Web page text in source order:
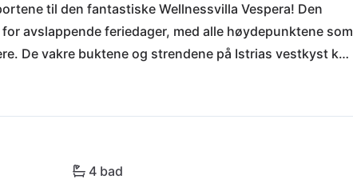
til den fantastiske Wellnessvilla Vespera! Den
avslappende feriedager, med alle høydepunktene som
De vakre buktene og strendene på Istrias vestkyst kan
I Porec kan du la deg overbevise av de kulinariske
også for hyggelige kvelder på en bar er du på rett sted
ligger 60 km unna.
4 bad